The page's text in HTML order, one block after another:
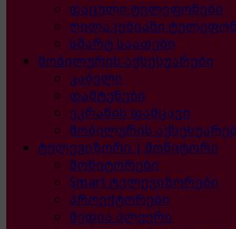
დაცული ტელეფონები
ღილაკებიანი
სმარტ საათები
მობილურის აქსესუარები
კაბელი
დამტენები
ეკრანის დამცავი
მობილურის
ტელევიზორი | მონიტორი
მონიტორები
Smart ტელევიზორები
პროექტორები
მედია პლეერი